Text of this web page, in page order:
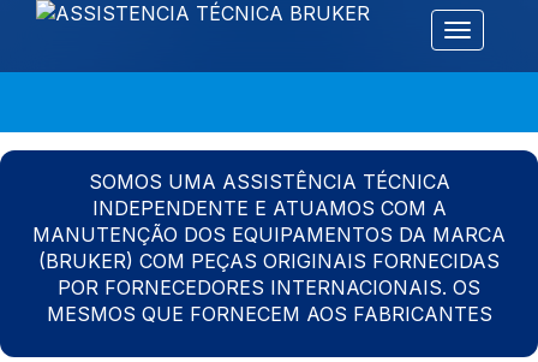
Alternar
SOMOS UMA ASSISTÊNCIA TÉCNICA
INDEPENDENTE E ATUAMOS COM A
MANUTENÇÃO DOS EQUIPAMENTOS DA MARCA
(BRUKER) COM PEÇAS ORIGINAIS FORNECIDAS
POR FORNECEDORES INTERNACIONAIS. OS
MESMOS QUE FORNECEM AOS FABRICANTES